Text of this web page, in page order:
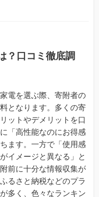
？口コミ徹底調
電を選ぶ際、寄附者の
となります。多くの寄
ットやデメリットを口
「高性能なのにお得感
ます。一方で「使用感
イメージと異なる」と
前に十分な情報収集が
るさと納税などのプラ
多く、色々なランキン